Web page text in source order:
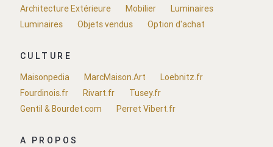
Architecture Extérieure
Mobilier
Luminaires
Luminaires
Objets vendus Option d'achat
CULTURE
Maisonpedia
MarcMaison.Art
Loebnitz.fr
Fourdinois.fr
Rivart.fr
Tusey.fr
Gentil & Bourdet.com
Perret Vibert.fr
A PROPOS